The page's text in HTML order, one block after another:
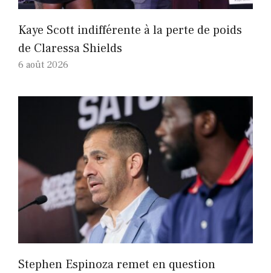
Kaye Scott indifférente à la perte de poids
de Claressa Shields
6 août 2026
Stephen Espinoza remet en question